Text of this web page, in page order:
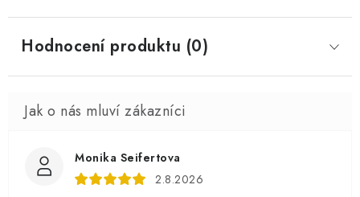
Hodnocení produktu (0)
Monika Seifertova
2.8.2026